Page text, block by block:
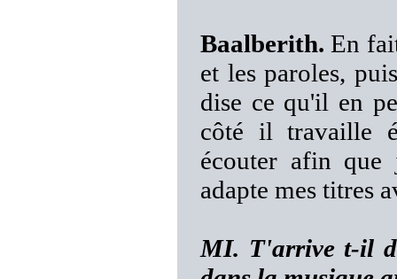
Baalberith. En
et les paroles,
dise ce qu'il en
côté il travaille
écouter afin
adapte mes titres
MI. T'arrive t-il